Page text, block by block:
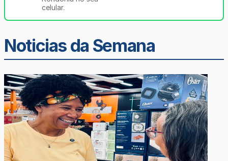
celular.
Noticias da Semana